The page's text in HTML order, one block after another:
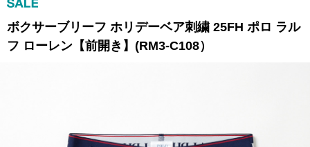
ボクサーブリーフ ホリデーベア刺繍 25FH ポロ ラル
フ ローレン【前開き】(RM3-C108）